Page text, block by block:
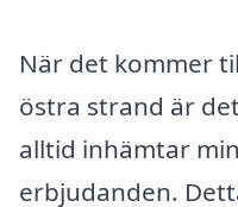
När det kommer
östra strand är
alltid inhämtar
erbjudanden.